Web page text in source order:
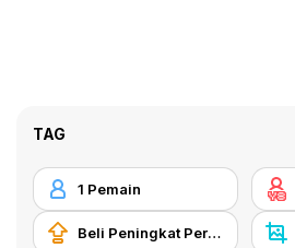
TAG
1 Pemain
Beli Peningkat Peralatan